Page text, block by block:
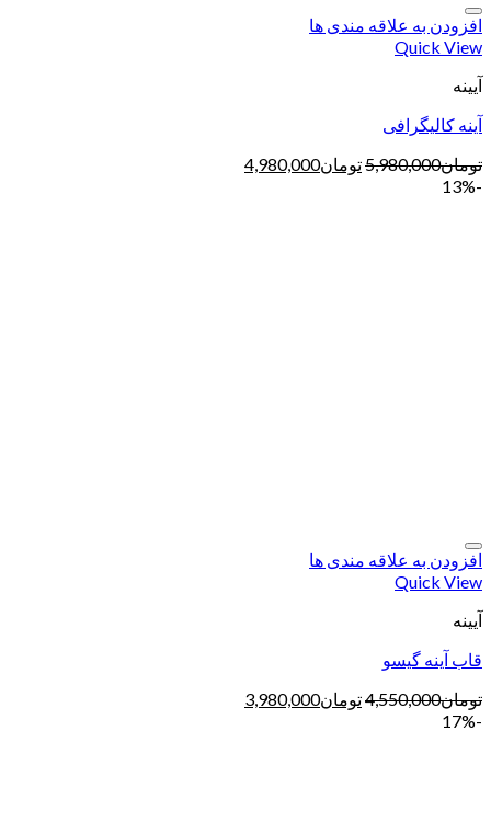
افزودن به علاقه مندی ها
Quick View
آیینه
آینه کالیگرافی
تومان5,980,000تومان4,980,000
-13%
افزودن به علاقه مندی ها
Quick View
آیینه
قاب آینه گیسو
تومان4,550,000تومان3,980,000
-17%